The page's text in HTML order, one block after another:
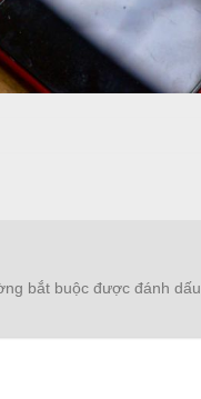
bắt buộc được đánh dấu